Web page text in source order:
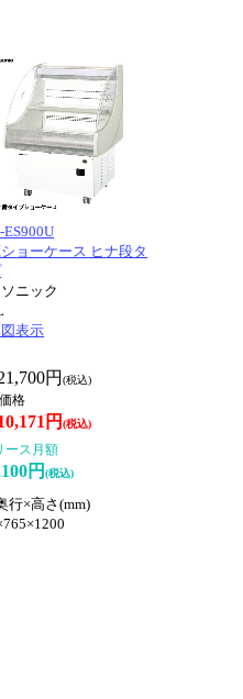
ES900U
ョーケース ヒナ段タ
ニック
表示
円(税込)
格
円(税込)
ース月額
円(税込)
行×高さ(mm)